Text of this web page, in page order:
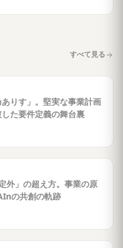
すべて見る
りす」。堅実な事業計画
た要件定義の舞台裏
外」の超え方。事業の原
の共創の軌跡